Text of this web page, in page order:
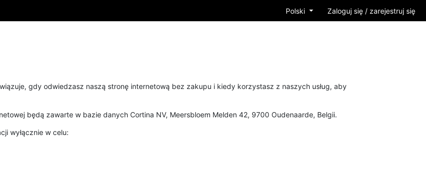
Polski Zaloguj się / zarejestruj się
gdy odwiedzasz naszą stronę internetową bez zakupu i kiedy korzystasz z naszych usług, aby
będą zawarte w bazie danych Cortina NV, Meersbloem Melden 42, 9700 Oudenaarde, Belgii.
wyłącznie w celu: